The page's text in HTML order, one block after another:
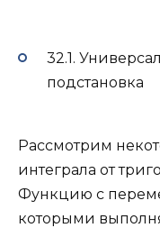
32.1.
подстановка
Рассмотрим
интеграла от
Функцию с
которыми